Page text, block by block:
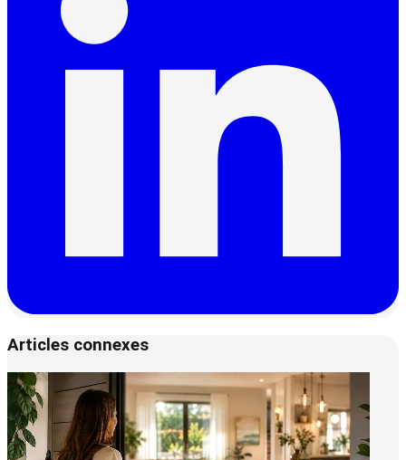
Articles connexes